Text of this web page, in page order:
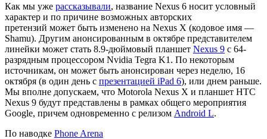
Как мы уже рассказывали, название Nexus 6 носит условный
характер и по причине возможных авторских
претензий может быть изменено на Nexus X (кодовое имя —
Shamu). Другим анонсированным в октябре представителем
линейки может стать 8.9-дюймовый планшет Nexus 9 с 64-
разрядным процессором Nvidia Tegra K1. По некоторым
источникам, он может быть анонсирован через неделю, 16
октября (в один день с презентацией iPad 6), или днем раньше.
Мы вполне допускаем, что Motorola Nexus X и планшет HTC
Nexus 9 будут представлены в рамках общего мероприятия
Google, причем одновременно с релизом Android L.
По наводке Phone Arena